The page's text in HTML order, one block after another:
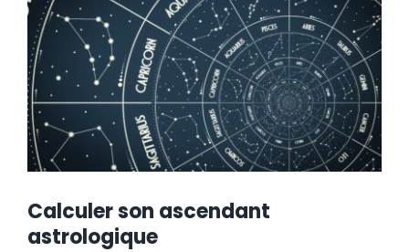
Calculer son ascendant
astrologique